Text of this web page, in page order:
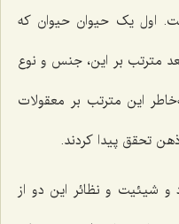
اول یک حیوان حیوان که
مترتب بر این، جنس و نوع
این مترتب بر معقولات
تحقق پیدا کردند.
و شیئیت و نظائر این دو از